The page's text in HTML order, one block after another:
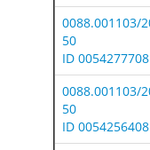
0088.001103/
50
ID 0054277708
0088.001103/
50
ID 0054256408